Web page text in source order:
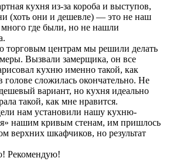
кухня из-за короба и выступов,
(хоть они и дешевле) — это не наш
где были, но не нашли
торговым центрам мы решили делать
Вызвали замерщика, он все
кухню именно такой, как
голове сложилась окончательно. Не
вариант, но кухня идеально
такой, как мне нравится.
нам установили нашу кухню-
нашим кривым стенам, им пришлось
верхних шкафчиков, но результат
Рекомендую!